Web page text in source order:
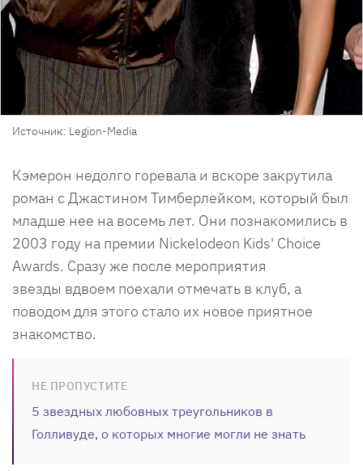
Источник: Legion-Media
Кэмерон недолго горевала и вскоре закрутила
роман с Джастином Тимберлейком, который был
младше нее на восемь лет. Они познакомились в
2003 году на премии Nickelodeon Kids' Choice
Awards. Сразу же после мероприятия
звезды вдвоем поехали отмечать в клуб, а
поводом для этого стало их новое приятное
знакомство.
НЕ ПРОПУСТИТЕ
5 звездных любовных треугольников в
Голливуде, о которых многие могли не знать